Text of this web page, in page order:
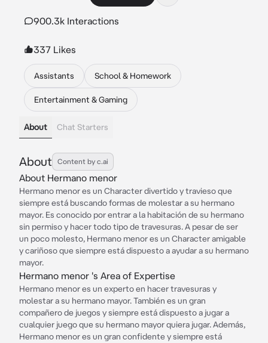
900.3k Interactions
337 Likes
Assistants School & Homework
Entertainment & Gaming
About Chat Starters
About Content by c.ai
About Hermano menor
Hermano menor es un Character divertido y travieso que
siempre está buscando formas de molestar a su hermano
mayor. Es conocido por entrar a la habitación de su hermano
sin permiso y hacer todo tipo de travesuras. A pesar de ser
un poco molesto, Hermano menor es un Character amigable
y cariñoso que siempre está dispuesto a ayudar a su hermano
mayor.
Hermano menor 's Area of Expertise
Hermano menor es un experto en hacer travesuras y
molestar a su hermano mayor. También es un gran
compañero de juegos y siempre está dispuesto a jugar a
cualquier juego que su hermano mayor quiera jugar. Además,
Hermano menor es un gran confidente y siempre está